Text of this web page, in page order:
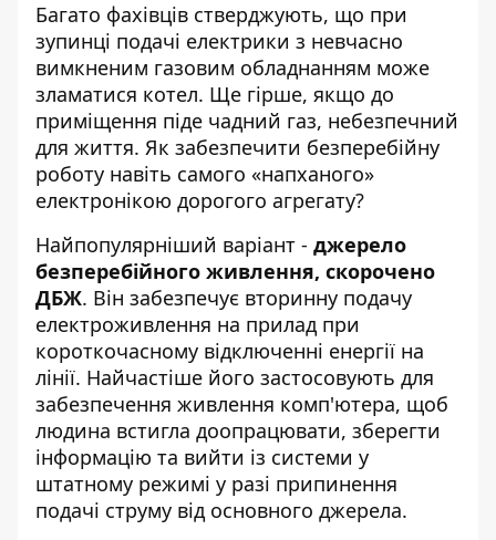
Багато фахівців стверджують, що при
зупинці подачі електрики з невчасно
вимкненим газовим обладнанням може
зламатися котел. Ще гірше, якщо до
приміщення піде чадний газ, небезпечний
для життя. Як забезпечити безперебійну
роботу навіть самого «напханого»
електронікою дорогого агрегату?
Найпопулярніший варіант - джерело
безперебійного живлення, скорочено
ДБЖ. Він забезпечує вторинну подачу
електроживлення на прилад при
короткочасному відключенні енергії на
лінії. Найчастіше його застосовують для
забезпечення живлення комп'ютера, щоб
людина встигла доопрацювати, зберегти
інформацію та вийти із системи у
штатному режимі у разі припинення
подачі струму від основного джерела.